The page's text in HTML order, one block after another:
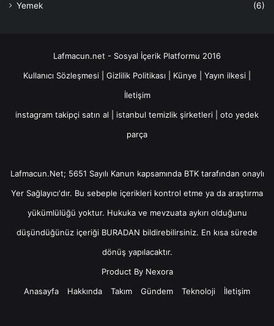
Yemek
(6)
Lafmacun.net - Sosyal İçerik Platformu 2016
Kullanıcı Sözleşmesi
Gizlilik Politikası Künye Yayın ilkesi
İletişim
instagram takipçi satın al
istanbul temizlik şirketleri
oto yedek
parça
Lafmacun.Net; 5651 Sayılı Kanun kapsamında BTK tarafından onaylı
Yer Sağlayıcı'dır. Bu sebeple içerikleri kontrol etme ya da araştırma
yükümlülüğü yoktur. Hukuka ve mevzuata aykırı olduğunu
düşündüğünüz içeriği BURADAN bildirebilirsiniz. En kısa sürede
dönüş yapılacaktır.
Product By Nexora
Anasayfa
Hakkında Takım Gündem Teknoloji İletişim